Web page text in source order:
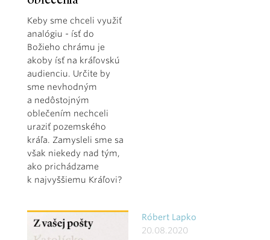
Keby sme chceli využiť
analógiu - ísť do
Božieho chrámu je
akoby ísť na kráľovskú
audienciu. Určite by
sme nevhodným
a nedôstojným
oblečením nechceli
uraziť pozemského
kráľa. Zamysleli sme sa
však niekedy nad tým,
ako prichádzame
k najvyššiemu Kráľovi?
Róbert Lapko
20.08.2020